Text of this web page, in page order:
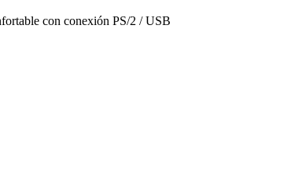
con conexión PS/2 / USB